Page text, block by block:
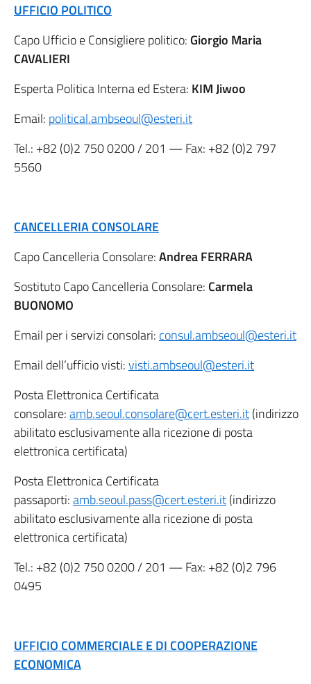
UFFICIO POLITICO
Capo Ufficio e Consigliere politico: Giorgio Maria
CAVALIERI
Esperta Politica Interna ed Estera: KIM Jiwoo
Email: political.ambseoul@esteri.it
Tel.: +82 (0)2 750 0200/ 201 — Fax: +82 (0)2 797
5560
CANCELLERIA CONSOLARE
Capo Cancelleria Consolare:Andrea FERRARA
Sostituto Capo Cancelleria Consolare: Carmela
BUONOMO
Email per i servizi consolari: consul.ambseoul@esteri.it
Email dell’ufficio visti:visti.ambseoul@esteri.it
Posta Elettronica Certificata
consolare:amb.seoul.consolare@cert.esteri.it(indirizzo
abilitato esclusivamente alla ricezione di posta
elettronica certificata)
Posta Elettronica Certificata
passaporti:amb.seoul.pass@cert.esteri.it(indirizzo
abilitato esclusivamente alla ricezione di posta
elettronica certificata)
Tel.: +82 (0)2 750 0200/ 201 — Fax: +82 (0)2 796
0495
UFFICIO COMMERCIALE E DI COOPERAZIONE
ECONOMICA